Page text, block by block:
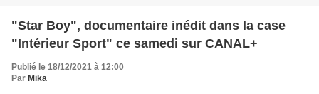
"Star Boy", documentaire inédit dans la case
"Intérieur Sport" ce samedi sur CANAL+
Publié le 18/12/2021 à 12:00
Par Mika